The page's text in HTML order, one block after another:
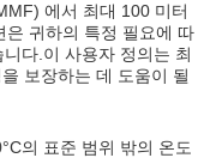
에서 최대 100 미터
은 귀하의 특정 필요에 따
다.이 사용자 정의는 최
보장하는 데 도움이 될
의 표준 범위 밖의 온도